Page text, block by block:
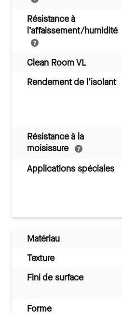
Résistance à
l’affaissement/humidité
Clean Room VL
Rendement de l’isolant
Résistance à la
moisissure
Applications spéciales
Matériau
Texture
Fini de surface
Forme